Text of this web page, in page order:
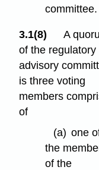
committee.
3.1(8)
A
of the regulatory
advisory
is three voting
members
of
(a) one
the
of the